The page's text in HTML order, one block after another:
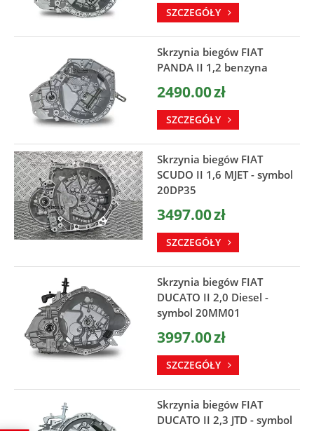
SZCZEGÓŁY
Skrzynia biegów FIAT
PANDA II 1,2 benzyna
2490.00zł
SZCZEGÓŁY
Skrzynia biegów FIAT
SCUDO II 1,6 MJET - symbol
20DP35
3497.00zł
SZCZEGÓŁY
Skrzynia biegów FIAT
DUCATO II 2,0 Diesel -
symbol 20MM01
3997.00zł
SZCZEGÓŁY
Skrzynia biegów FIAT
DUCATO II 2,3 JTD - symbol